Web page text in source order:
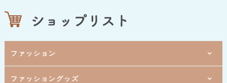
ファッション
1階 [ 婦人服 ]
ファッショングッズ